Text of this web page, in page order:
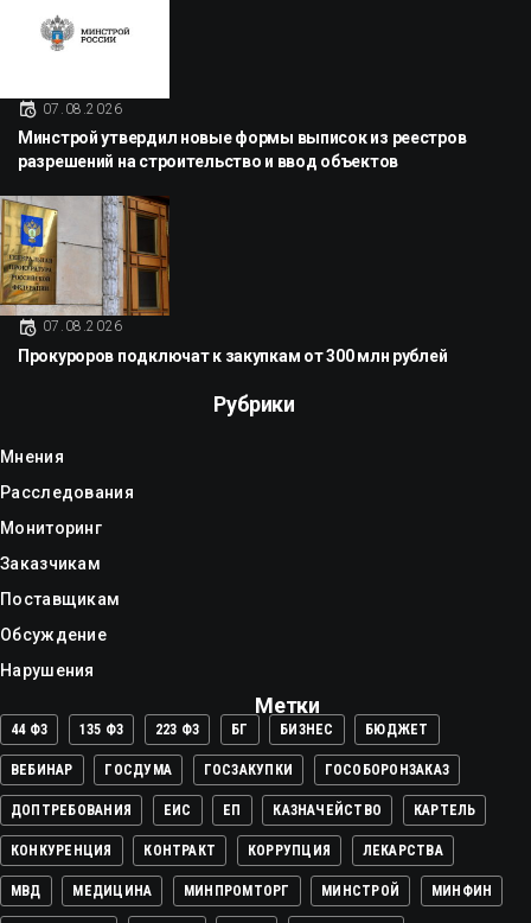
07.08.2026
Минстрой утвердил новые формы выписок из реестров
разрешений на строительство и ввод объектов
07.08.2026
Прокуроров подключат к закупкам от 300 млн рублей
Рубрики
Мнения
Расследования
Мониторинг
Заказчикам
Поставщикам
Обсуждение
Нарушения
Метки
44 ФЗ 135 ФЗ 223 ФЗ БГ БИЗНЕС БЮДЖЕТ
ВЕБИНАР ГОСДУМА ГОСЗАКУПКИ ГОСОБОРОНЗАКАЗ
ДОПТРЕБОВАНИЯ ЕИС ЕП КАЗНАЧЕЙСТВО КАРТЕЛЬ
КОНКУРЕНЦИЯ КОНТРАКТ КОРРУПЦИЯ ЛЕКАРСТВА
МВД МЕДИЦИНА МИНПРОМТОРГ МИНСТРОЙ МИНФИН